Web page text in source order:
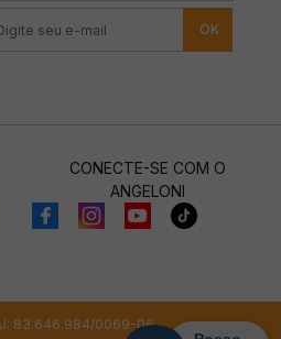
OK
CONECTE-SE COM O
ANGELONI
83.646.984/0069-06